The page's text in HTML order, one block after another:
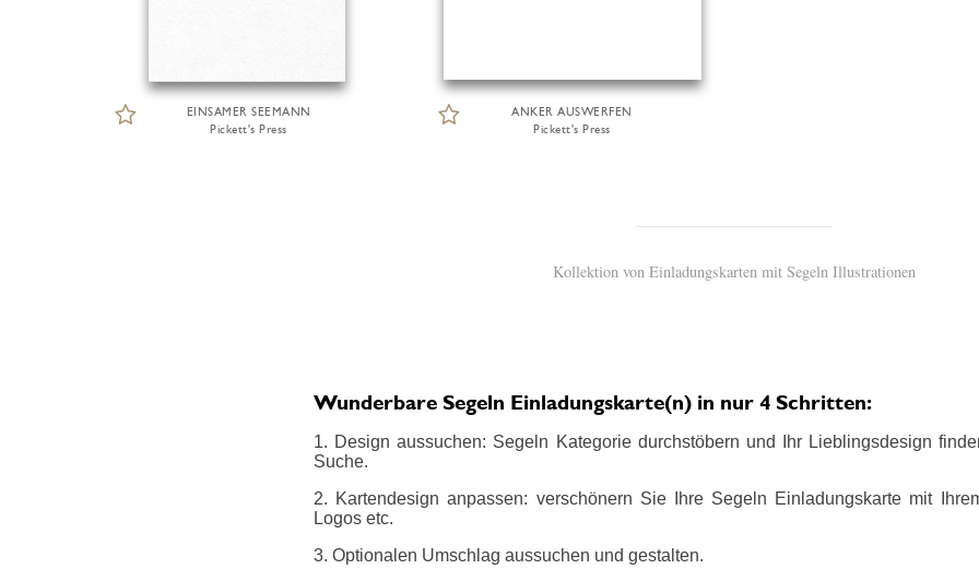
EINSAMER SEEMANN
Pickett's Press
ANKER AUSWERFEN
Pickett's Press
Kollektion von Einladungskarten mit Segeln Illustrationen
Wunderbare Segeln Einladungskarte(n) in nur 4 Schritten:
1. Design aussuchen: Segeln Kategorie durchstöbern und Ihr Lieblingsdesign
Suche.
2. Kartendesign anpassen: verschönern Sie Ihre Segeln Einladungskarte mit
Logos etc.
3. Optionalen Umschlag aussuchen und gestalten.